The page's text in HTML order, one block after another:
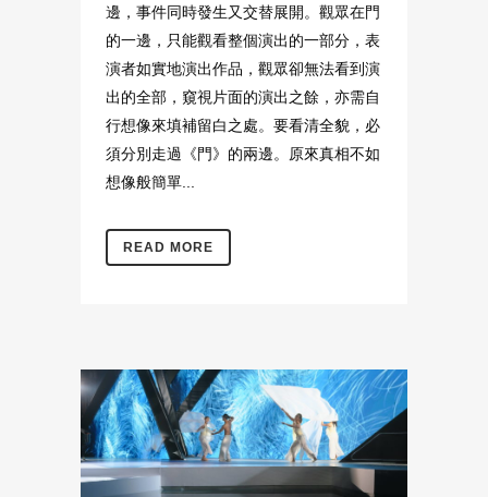
邊，事件同時發生又交替展開。觀眾在門
的一邊，只能觀看整個演出的一部分，表
演者如實地演出作品，觀眾卻無法看到演
出的全部，窺視片面的演出之餘，亦需自
行想像來填補留白之處。要看清全貌，必
須分別走過《門》的兩邊。原來真相不如
想像般簡單...
READ MORE